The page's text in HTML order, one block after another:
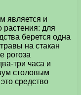
является и
растения: для
берется одна
на стакан
рогоза
три часа и
столовым
средство